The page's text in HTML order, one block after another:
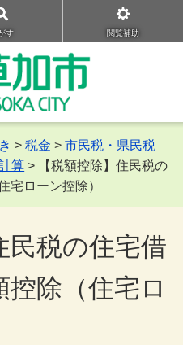
す 閲覧補助
>税金 >市民税・県民税
算 > 【税額控除】住民税の
宅ローン控除）
民税の住宅借
控除（住宅ロ